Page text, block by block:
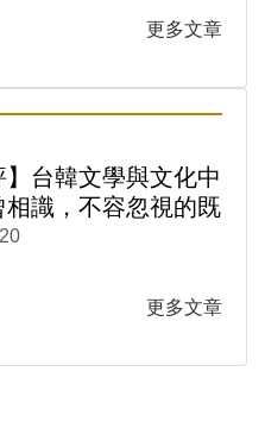
更多文章
】台韓文學與文化中
相識，不容忽視的既
《冷戰的感覺結
感政治1950-1980》
更多文章